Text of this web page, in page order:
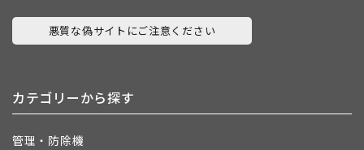
悪質な偽サイトにご注意ください
カテゴリーから探す
管理・防除機